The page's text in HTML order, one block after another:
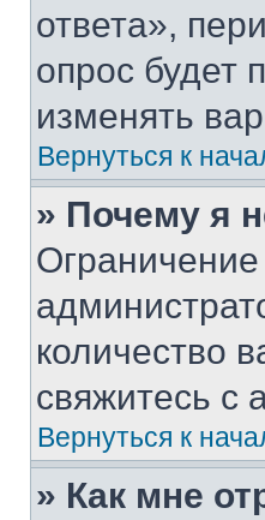
ответа»,
опрос будет
изменять
Вернуться к
» Почему я
Ограничение
количество
свяжитесь с
Вернуться к
» Как мне